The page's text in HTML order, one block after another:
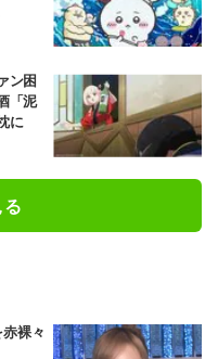
ン困
「泥
に
裸々